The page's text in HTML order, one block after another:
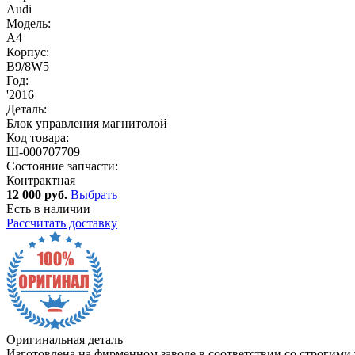
Audi
Модель:
A4
Корпус:
B9/8W5
Год:
'2016
Деталь:
Блок управления магнитолой
Код товара:
Ш-000707709
Состояние запчасти:
Контрактная
12 000 руб. Выбрать
Есть в наличии
Рассчитать доставку
Оригинальная деталь